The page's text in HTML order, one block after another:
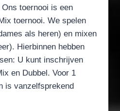
toernooi is een
toernooi. We spelen
als heren) en mixen
Hierbinnen hebben
U kunt inschrijven
en Dubbel. Voor 1
is vanzelfsprekend